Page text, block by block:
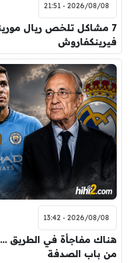
2026/08/08 - 21:51
7 مشاكل تلخص ريال
فيرينكفاروش
2026/08/08 - 13:42
هناك مفاجأة في الطريق
من باب الصدفة